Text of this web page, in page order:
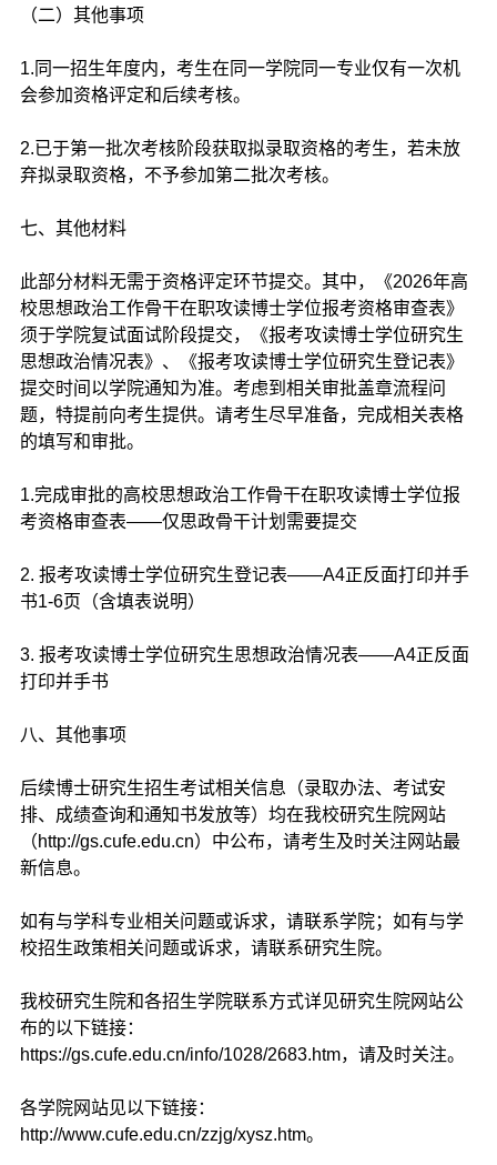
（二）其他事项
1.同一招生年度内，考生在同一学院同一专业仅有一次机
会参加资格评定和后续考核。
2.已于第一批次考核阶段获取拟录取资格的考生，若未放
弃拟录取资格，不予参加第二批次考核。
七、其他材料
此部分材料无需于资格评定环节提交。其中，《2026年高
校思想政治工作骨干在职攻读博士学位报考资格审查表》
须于学院复试面试阶段提交，《报考攻读博士学位研究生
思想政治情况表》、《报考攻读博士学位研究生登记表》
提交时间以学院通知为准。考虑到相关审批盖章流程问
题，特提前向考生提供。请考生尽早准备，完成相关表格
的填写和审批。
1.完成审批的高校思想政治工作骨干在职攻读博士学位报
考资格审查表——仅思政骨干计划需要提交
2. 报考攻读博士学位研究生登记表——A4正反面打印并手
书1-6页（含填表说明）
3. 报考攻读博士学位研究生思想政治情况表——A4正反面
打印并手书
八、其他事项
后续博士研究生招生考试相关信息（录取办法、考试安
排、成绩查询和通知书发放等）均在我校研究生院网站
（http://gs.cufe.edu.cn）中公布，请考生及时关注网站最
新信息。
如有与学科专业相关问题或诉求，请联系学院；如有与学
校招生政策相关问题或诉求，请联系研究生院。
我校研究生院和各招生学院联系方式详见研究生院网站公
布的以下链接：
https://gs.cufe.edu.cn/info/1028/2683.htm，请及时关注。
各学院网站见以下链接：
http://www.cufe.edu.cn/zzjg/xysz.htm。